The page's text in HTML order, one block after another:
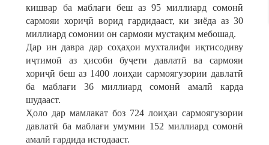
кишвар ба маблағи беш аз 95 миллиард сомонӣ
сармояи хориҷӣ ворид гардидааст, ки зиёда аз 30
миллиард сомонии он сармояи мустақим мебошад.
Дар ин давра дар соҳаҳои мухталифи иқтисодиву
иҷтимоӣ аз ҳисоби буҷети давлатӣ ва сармояи
хориҷӣ беш аз 1400 лоиҳаи сармоягузории давлатӣ
ба маблағи 36 миллиард сомонӣ амалӣ карда
шудааст.
Ҳоло дар мамлакат боз 724 лоиҳаи сармоягузории
давлатӣ ба маблағи умумии 152 миллиард сомонӣ
амалӣ гардида истодааст.